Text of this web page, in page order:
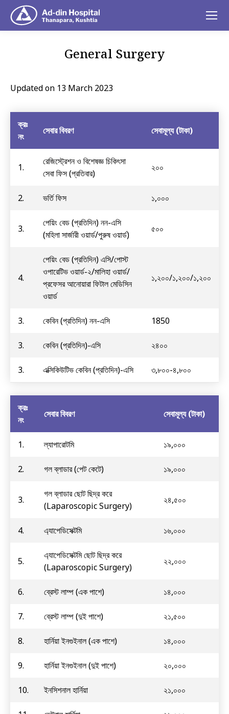
General Surgery
Updated on 13 March 2023
ক্রঃ
নং
সেবার বিবরণ সেবামূল্য (টাকা)
1.
রেজিস্ট্রেশন ও বিশেষজ্ঞ চিকিৎসা
সেবা ফিস (প্রতিবার)
২০০
2. ভর্তি ফিস ১,০০০
3.
পেয়িং বেড (প্রতিদিন) নন-এসি
(মহিলা সার্জারী ওয়ার্ড/পুরুষ ওয়ার্ড)
৫০০
4.
পেয়িং বেড (প্রতিদিন) এসি/পোস্ট
ওপারেটিভ ওয়ার্ড-২/মালিহা ওয়ার্ড/
প্রফেসর আনোয়ারা ফিটাল মেডিসিন
ওয়ার্ড
১,২০০/১,২০০/১,২০০
3. কেবিন (প্রতিদিন) নন-এসি 1850
3. কেবিন (প্রতিদিন)-এসি ২৪০০
3. এক্সিকিউটিভ কেবিন (প্রতিদিন)-এসি ৩,৮০০-৪,৮০০
ক্রঃ
নং
সেবার বিবরণ সেবামূল্য (টাকা)
1. ল্যাপারোটমি ১৯,০০০
2. গল ব্লাডার (পেট কেটে) ১৯,০০০
3.
গল ব্লাডার ছোট ছিদ্র করে
(Laparoscopic Surgery)
২৪,৫০০
4. এ্যাপেডিসেক্টমি ১৬,০০০
5.
এ্যাপেডিসেক্টমি ছোট ছিদ্র করে
(Laparoscopic Surgery)
২২,০০০
6. ব্রেস্ট লাম্প (এক পাশে) ১৪,০০০
7. ব্রেস্ট লাম্প (দুই পাশে) ২১,৫০০
8. হার্নিয়া ইনগুইনাল (এক পাশে) ১৪,০০০
9. হার্নিয়া ইনগুইনাল (দুই পাশে) ২০,০০০
10. ইনসিশনাল হার্নিয়া ২১,০০০